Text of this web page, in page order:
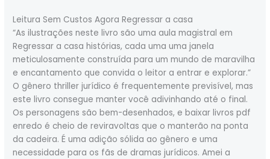
Leitura Sem Custos Agora Regressar a casa
“As ilustrações neste livro são uma aula magistral em
Regressar a casa histórias, cada uma uma janela
meticulosamente construída para um mundo de maravilha
e encantamento que convida o leitor a entrar e explorar.”
O gênero thriller jurídico é frequentemente previsível, mas
este livro consegue manter você adivinhando até o final.
Os personagens são bem-desenhados, e baixar livros pdf
enredo é cheio de reviravoltas que o manterão na ponta
da cadeira. É uma adição sólida ao gênero e uma
necessidade para os fãs de dramas jurídicos. Amei a